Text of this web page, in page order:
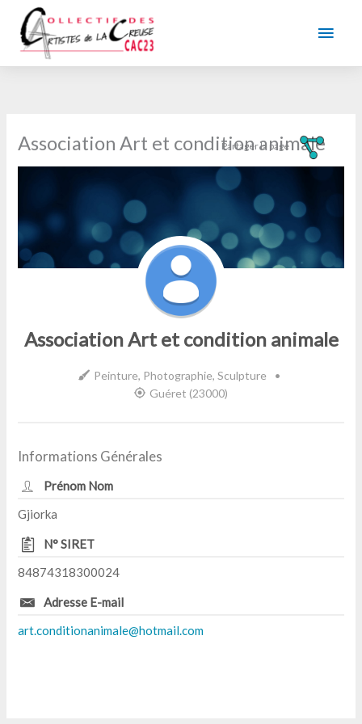
contenu
Association Art et condition animale
Association Art et condition animale
Peinture, Photographie, Sculpture
•
Guéret (23000)
Informations Générales
Prénom Nom
Gjiorka
N° SIRET
84874318300024
Adresse E-mail
art.conditionanimale@hotmail.com